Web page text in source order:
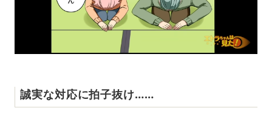
誠実な対応に拍子抜け……